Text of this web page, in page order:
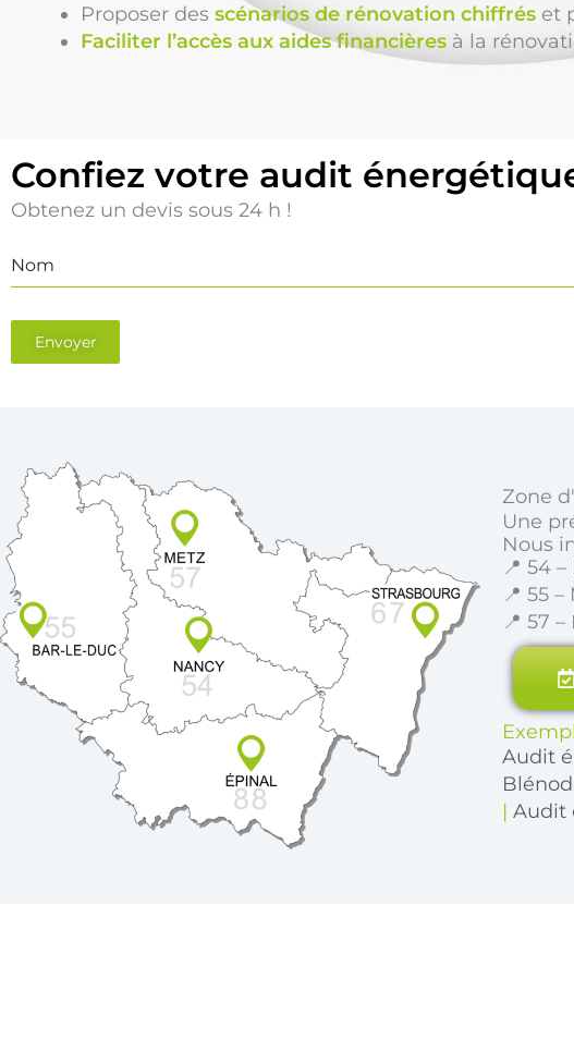
Proposer des scénarios de rénovation chiffrés et
Faciliter l’accès aux aides financières à la
Confiez votre audit
Obtenez un devis sous 24 h !
Nom
Envoyer
Zone
Une
Nous
📍 54
📍 55
📍 57
Audit
|Audit